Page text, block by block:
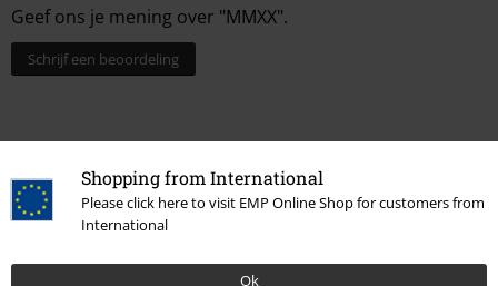
Shopping from International
Please click here to visit EMP Online Shop for customers from
International
Ok
Geef ons je mening over "MMXX".
Schrijf een beoordeling